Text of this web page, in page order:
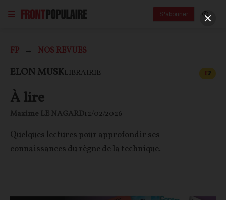
S'abonner
FP NOS REVUES
ELON MUSKLIBRAIRIE FP
À lire
Maxime LE NAGARD12/02/2026
Quelques lectures pour approfondir ses
connaissances du règne de la technique.